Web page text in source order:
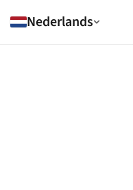
Nederlands